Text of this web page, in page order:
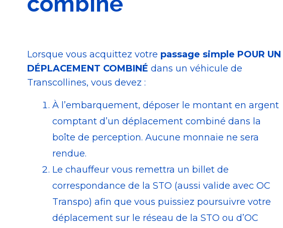
Lorsque vous acquittez votre passage simple POUR UN
DÉPLACEMENT COMBINÉ dans un véhicule de
Transcollines, vous devez :
À l’embarquement, déposer le montant en argent
comptant d’un déplacement combiné dans la
boîte de perception. Aucune monnaie ne sera
rendue.
Le chauffeur vous remettra un billet de
correspondance de la STO (aussi valide avec OC
Transpo) afin que vous puissiez poursuivre votre
déplacement sur le réseau de la STO ou d’OC